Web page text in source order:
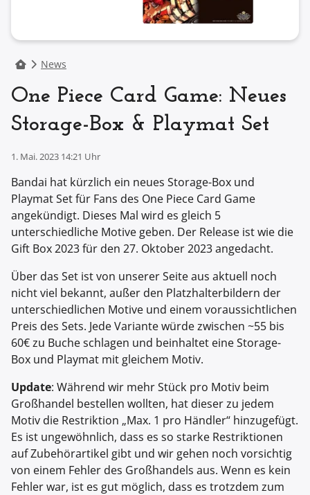
News
One Piece Card Game: Neues
Storage-Box & Playmat Set
1. Mai. 2023 14:21 Uhr
Bandai hat kürzlich ein neues Storage-Box und
Playmat Set für Fans des One Piece Card Game
angekündigt. Dieses Mal wird es gleich 5
unterschiedliche Motive geben. Der Release ist wie die
Gift Box 2023 für den 27. Oktober 2023 angedacht.
Über das Set ist von unserer Seite aus aktuell noch
nicht viel bekannt, außer den Platzhalterbildern der
unterschiedlichen Motive und einem voraussichtlichen
Preis des Sets. Jede Variante würde zwischen ~55 bis
60€ zu Buche schlagen und beinhaltet eine Storage-
Box und Playmat mit gleichem Motiv.
Update: Während wir mehr Stück pro Motiv beim
Großhandel bestellen wollten, hat dieser zu jedem
Motiv die Restriktion „Max. 1 pro Händler“ hinzugefügt.
Es ist ungewöhnlich, dass es so starke Restriktionen
auf Zubehörartikel gibt und wir gehen noch vorsichtig
von einem Fehler des Großhandels aus. Wenn es kein
Fehler war, ist es gut möglich, dass es trotzdem zum